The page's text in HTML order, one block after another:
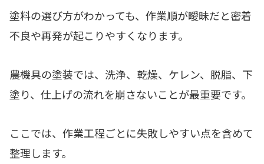
塗料の選び方がわかっても、作業順が曖昧だと密着
不良や再発が起こりやすくなります。
農機具の塗装では、洗浄、乾燥、ケレン、脱脂、下
塗り、仕上げの流れを崩さないことが最重要です。
ここでは、作業工程ごとに失敗しやすい点を含めて
整理します。